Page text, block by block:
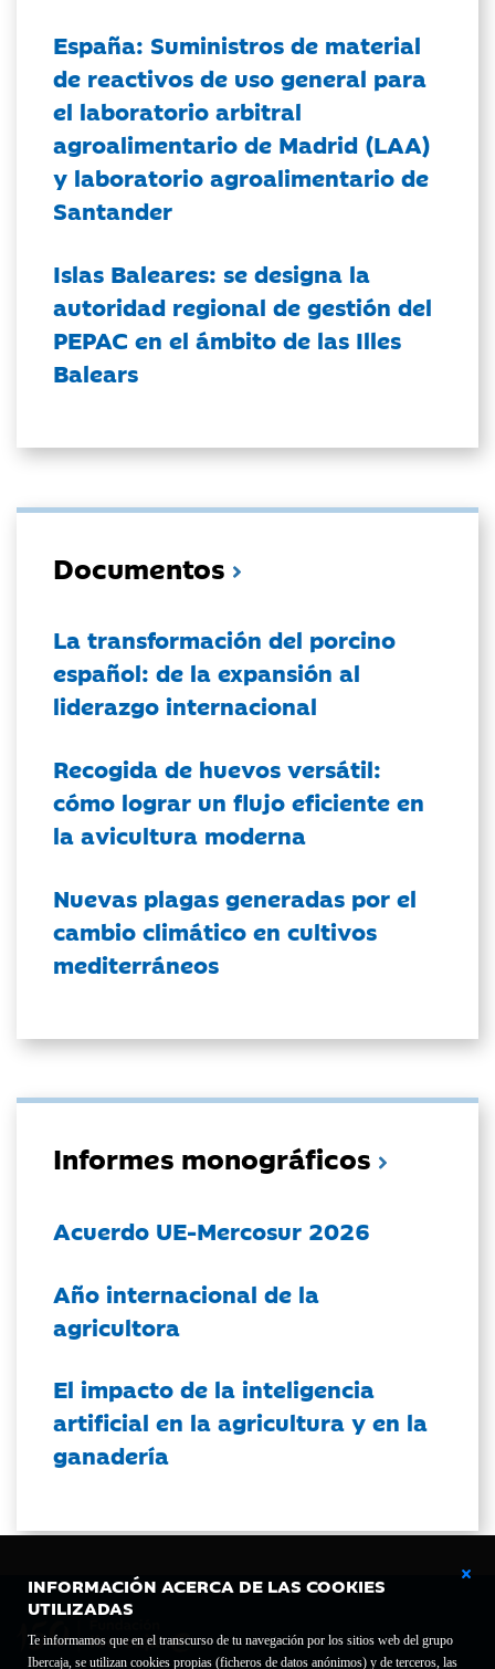
INFORMACIÓN ACERCA DE LAS COOKIES
UTILIZADAS
Te informamos que en el transcurso de tu navegación por los sitios web del grupo
Ibercaja, se utilizan cookies propias (ficheros de datos anónimos) y de terceros, las
España: Suministros de material
de reactivos de uso general para
el laboratorio arbitral
agroalimentario de Madrid (LAA)
y laboratorio agroalimentario de
Santander
Islas Baleares: se designa la
autoridad regional de gestión del
PEPAC en el ámbito de las Illes
Balears
Documentos
La transformación del porcino
español: de la expansión al
liderazgo internacional
Recogida de huevos versátil:
cómo lograr un flujo eficiente en
la avicultura moderna
Nuevas plagas generadas por el
cambio climático en cultivos
mediterráneos
Informes monográficos
Acuerdo UE-Mercosur 2026
Año internacional de la
agricultora
El impacto de la inteligencia
artificial en la agricultura y en la
ganadería